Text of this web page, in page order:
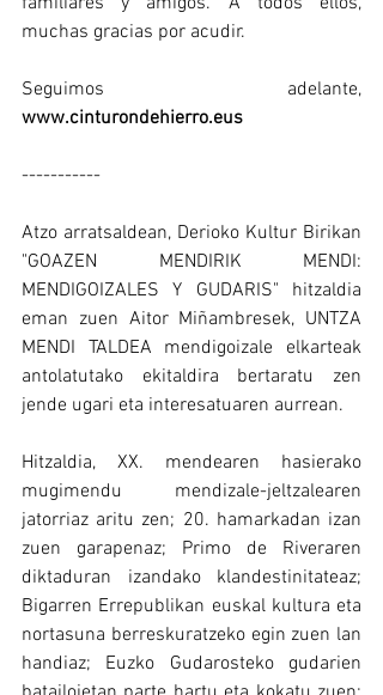
muchas gracias por acudir.
www.cinturondehierro.eus
-----------
Atzo arratsaldean, Derioko Kultur Birikan
"GOAZEN MENDIRIK MENDI:
MENDIGOIZALES Y GUDARIS" hitzaldia
eman zuen Aitor Miñambresek, UNTZA
MENDI TALDEA mendigoizale elkarteak
antolatutako ekitaldira bertaratu zen
jende ugari eta interesatuaren aurrean.
Hitzaldia, XX. mendearen hasierako
mugimendu mendizale-jeltzalearen
jatorriaz aritu zen; 20. hamarkadan izan
zuen garapenaz; Primo de Riveraren
diktaduran izandako klandestinitateaz;
Bigarren Errepublikan euskal kultura eta
nortasuna berreskuratzeko egin zuen lan
handiaz; Euzko Gudarosteko gudarien